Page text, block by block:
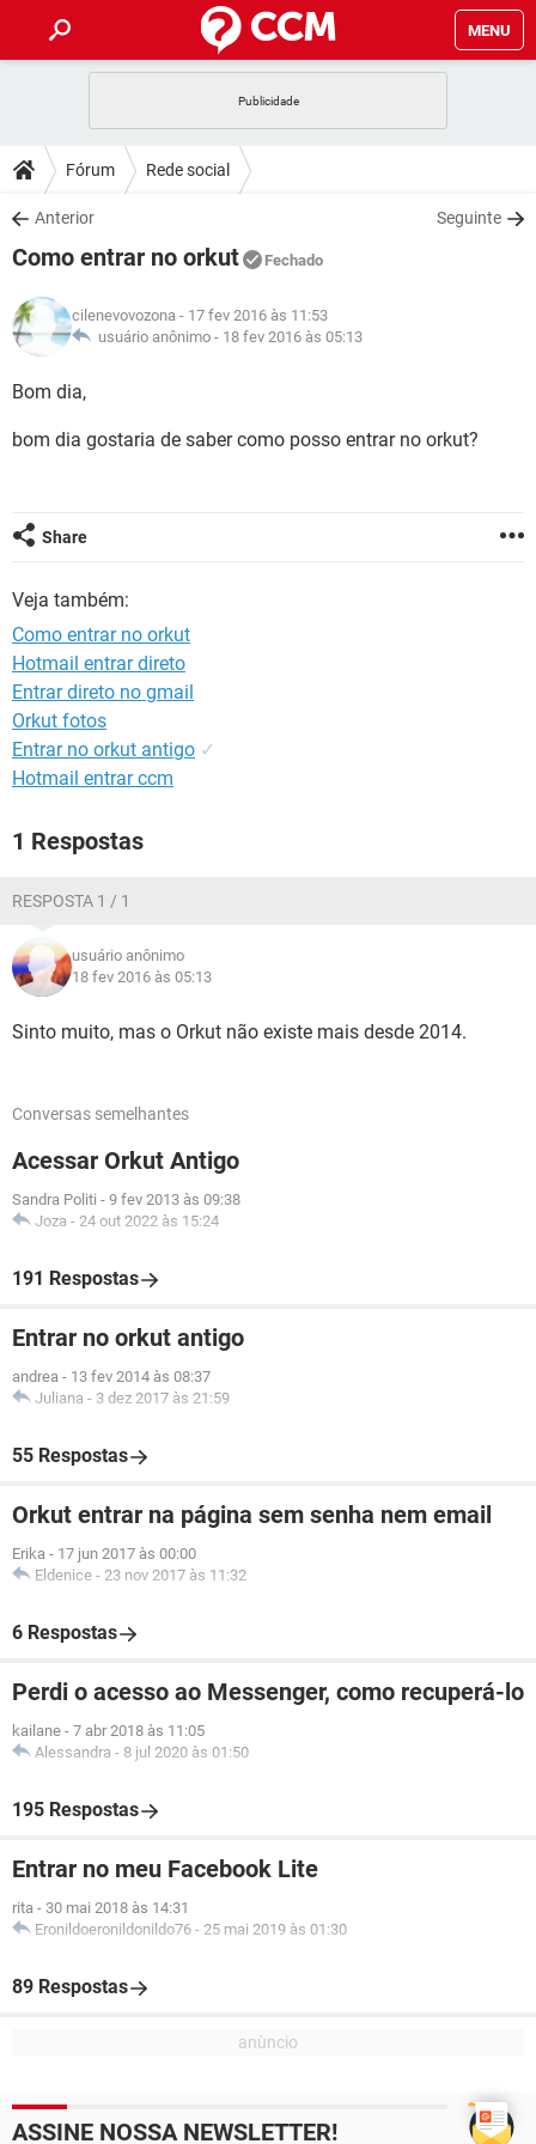
MENU
CELULAR
OUTLOOK
INSTAGRAM GMAIL
GUIA DE COMPRAS
DICAS
JOGOS
INSTAGRAM GMAIL
GUIA DE COMPRAS
DOWNLOADS
JOGOS WHATSAPP
CELULAR
OUTLOOK EXCEL
INSTAGRAM
JOGOS WHATSAPP
CELULAR
OUTLOOK
INSTAGRAM GMAIL
GLOSSÁRIO
JOGOS
GUIA DE COMPRAS
Fórum Rede social
Anterior Seguinte
Como entrar no orkut Fechado
cilenevovozona - 17 fev 2016 às 11:53
usuário anônimo - 18 fev 2016 às 05:13
Bom dia,
bom dia gostaria de saber como posso entrar no orkut?
Share
Veja também:
Como entrar no orkut
Hotmail entrar direto
Entrar direto no gmail
Orkut fotos
Entrar no orkut antigo ✓
Hotmail entrar ccm
1 Respostas
RESPOSTA 1 / 1
usuário anônimo
18 fev 2016 às 05:13
Sinto muito, mas o Orkut não existe mais desde 2014.
Conversas semelhantes
Acessar Orkut Antigo
Sandra Politi - 9 fev 2013 às 09:38
Joza - 24 out 2022 às 15:24
191 Respostas
Entrar no orkut antigo
andrea - 13 fev 2014 às 08:37
Juliana - 3 dez 2017 às 21:59
55 Respostas
Orkut entrar na página sem senha nem email
Erika - 17 jun 2017 às 00:00
Eldenice - 23 nov 2017 às 11:32
6 Respostas
Perdi o acesso ao Messenger, como recuperá-lo
kailane - 7 abr 2018 às 11:05
Alessandra - 8 jul 2020 às 01:50
195 Respostas
Entrar no meu Facebook Lite
rita - 30 mai 2018 às 14:31
Eronildoeronildonildo76 - 25 mai 2019 às 01:30
89 Respostas
ASSINE NOSSA NEWSLETTER!